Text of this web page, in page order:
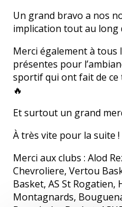
Un grand bravo a nos
implication tout au long
Merci également à tous
présentes pour
sportif qui ont fait de
🔥
Et surtout un grand
À très vite pour la suite !
Merci aux clubs : Alod
Chevroliere, Vertou
Basket, AS St Rogatien,
Montagnards,